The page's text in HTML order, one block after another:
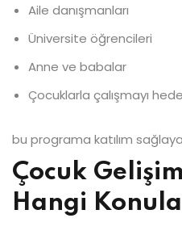
Aile danışmanları
Üniversite öğrencileri
Anne ve babalar
Çocuklarla çalışmayı
bu programa katılım
Çocuk
Hangi